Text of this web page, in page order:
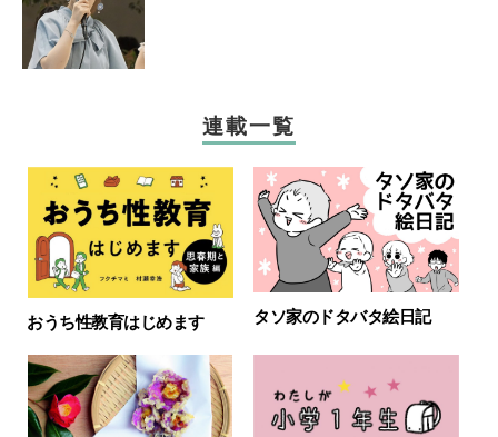
連載一覧
おうち性教育はじめます タソ家のドタバタ絵日記